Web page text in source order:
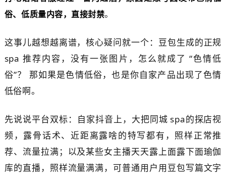
俗、低质量内容，直接封禁。
这事儿越想越离谱，核心疑问就一个：豆包生成的正规
spa 推荐内容，没有一张图片，怎么就成了 “色情低
俗”？ 那如果是色情低俗，也是你自家产品出现了色情
低俗啊。
先说说平台双标：自家抖音上，大把同城 spa的探店视
频，露骨话术、近距离露啥的特写都有，照样正常推
荐、流量拉满；以及某些女主播天天露上面露下面瑜伽
库的直播，照样流量满满，可普通用户用豆包写篇文字